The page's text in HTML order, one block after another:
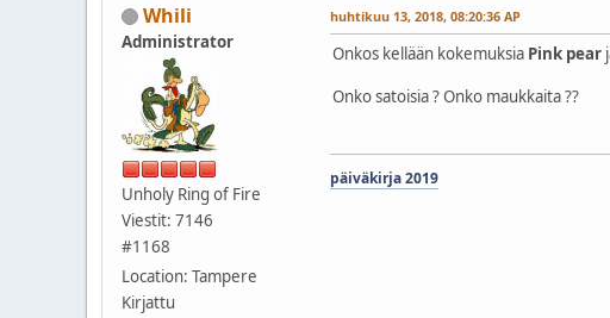
Whili
Administrator
Unholy Ring of Fire
Viestit: 7146
#1168
Location: Tampere
Kirjattu
huhtikuu 13, 2018, 08:20:36 AP
Onkos kellään kokemuksia Pink pear
Onko satoisia ? Onko maukkaita ??
päiväkirja 2019